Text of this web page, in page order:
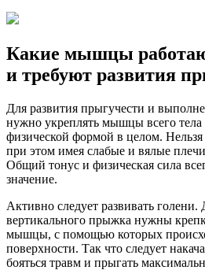
Какие мышцы
и требуют развития
Для развития прыгучести и
нужно укреплять мышцы всего тела
физической формой в целом. Нельзя
при этом имея слабые и вялые
Общий тонус и физическая сила
значение.
Активно следует развивать голени.
вертикального прыжка нужны
мышцы, с помощью которых
поверхности. Так что следует
бояться травм и прыгать